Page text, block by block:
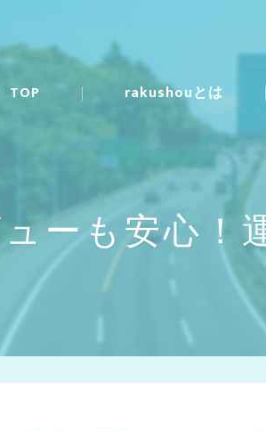
TOP rakushouとは
ーも安心！